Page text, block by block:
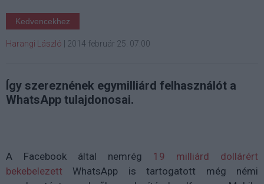
Kedvencekhez
Harangi László 2014 február 25. 07:00
Így szereznének egymilliárd felhasználót a
WhatsApp tulajdonosai.
A Facebook által nemrég 19 milliárd dollárért
bekebelezett WhatsApp is tartogatott még némi